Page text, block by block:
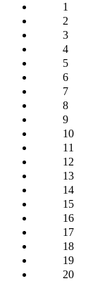
1
2
3
4
5
6
7
8
9
10
11
12
13
14
15
16
17
18
19
20